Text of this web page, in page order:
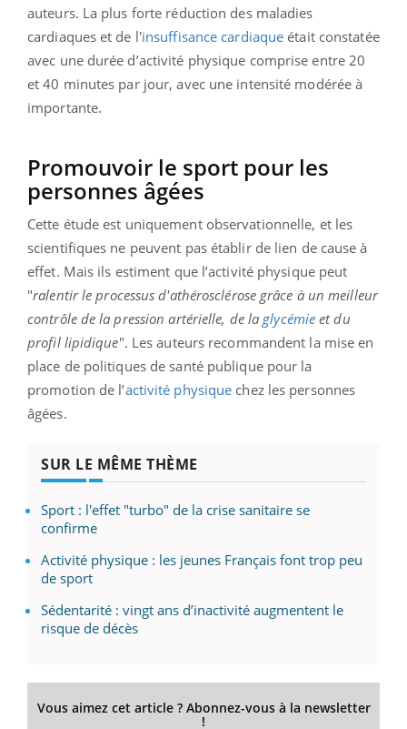
auteurs. La plus forte réduction des maladies
cardiaques et de l'insuffisance cardiaque était constatée
avec une durée d’activité physique comprise entre 20
et 40 minutes par jour, avec une intensité modérée à
importante.
Promouvoir le sport pour les
personnes âgées
Cette étude est uniquement observationnelle, et les
scientifiques ne peuvent pas établir de lien de cause à
effet. Mais ils estiment que l’activité physique peut
"ralentir le processus d'athérosclérose grâce à un meilleur
contrôle de la pression artérielle, de laglycémie et du
profil lipidique". Les auteurs recommandent la mise en
place de politiques de santé publique pour la
promotion de l’activité physique chez les personnes
âgées.
SUR LE MÊME THÈME
Sport : l'effet "turbo" de la crise sanitaire se
confirme
Activité physique : les jeunes Français font trop peu
de sport
Sédentarité : vingt ans d’inactivité augmentent le
risque de décès
Vous aimez cet article ? Abonnez-vous à la newsletter
!